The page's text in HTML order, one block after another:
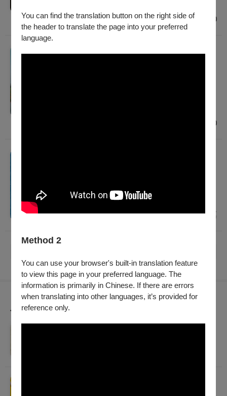
You can find the translation button on the right side of
the header to translate the page into your preferred
language.
Method 2
You can use your browser's built-in translation feature
to view this page in your preferred language. The
information is primarily in Chinese. If there are errors
when translating into other languages, it’s provided for
reference only.
$800
$800
查看套票
為您推薦